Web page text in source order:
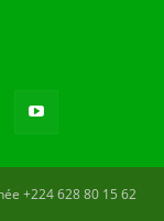
+224 628 80 15 62